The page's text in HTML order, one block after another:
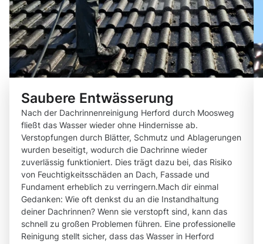
Saubere Entwässerung
Nach der Dachrinnenreinigung Herford durch Moosweg
fließt das Wasser wieder ohne Hindernisse ab.
Verstopfungen durch Blätter, Schmutz und Ablagerungen
wurden beseitigt, wodurch die Dachrinne wieder
zuverlässig funktioniert. Dies trägt dazu bei, das Risiko
von Feuchtigkeitsschäden an Dach, Fassade und
Fundament erheblich zu verringern.Mach dir einmal
Gedanken: Wie oft denkst du an die Instandhaltung
deiner Dachrinnen? Wenn sie verstopft sind, kann das
schnell zu großen Problemen führen. Eine professionelle
Reinigung stellt sicher, dass das Wasser in Herford